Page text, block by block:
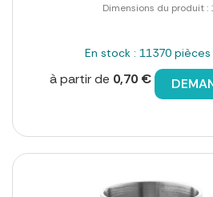
Dimensions du produit :
En stock : 11370
à partir de 0,70 €